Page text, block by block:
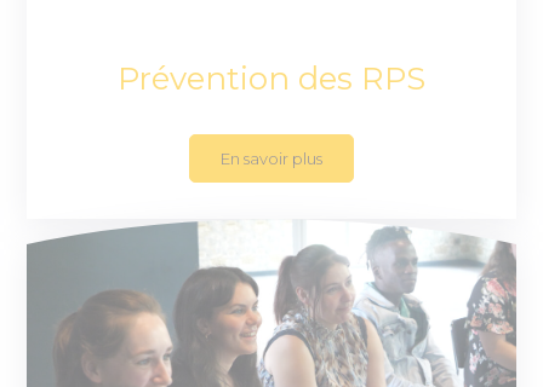
Prévention des RPS
En savoir plus